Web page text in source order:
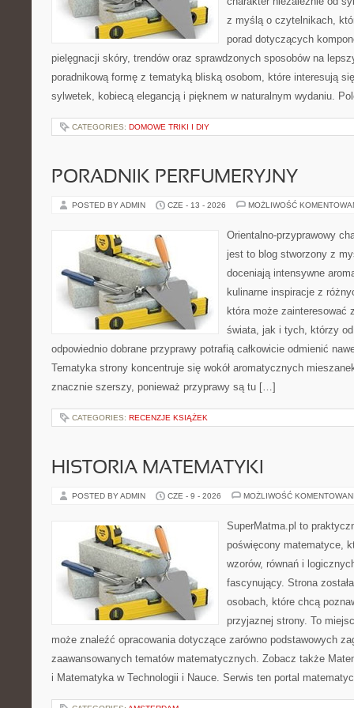
z myślą o czytelnikach,
porad dotyczących
pielęgnacji skóry, trendów oraz sprawdzonych sposobów na
poradnikową formę z tematyką bliską osobom, które interesują
sylwetek, kobiecą elegancją i pięknem w naturalnym wydaniu.
CATEGORIES: DOMOWE TRIKI I DIY
PORADNIK PERFUMERYJNY
POSTED BY ADMIN CZE - 13 - 2026 MOŻLIWOŚĆ
Orientalno-przyprawowy
jest to blog stworzony z
doceniają intensywne
kulinarne inspiracje z
która może zainteresować
świata, jak i tych, którzy
odpowiednio dobrane przyprawy potrafią całkowicie odmienić
Tematyka strony koncentruje się wokół aromatycznych
znacznie szerszy, ponieważ przyprawy są tu […]
CATEGORIES: RECENZJE KSIĄŻEK
HISTORIA MATEMATYKI
POSTED BY ADMIN CZE - 9 - 2026 MOŻLIWOŚĆ
SuperMatma.pl to
poświęcony matematyce,
wzorów, równań i
fascynujący. Strona
osobach, które chcą
przyjaznej strony. To
może znaleźć opracowania dotyczące zarówno podstawowych
zaawansowanych tematów matematycznych. Zobacz także
i Matematyka w Technologii i Nauce. Serwis ten portal